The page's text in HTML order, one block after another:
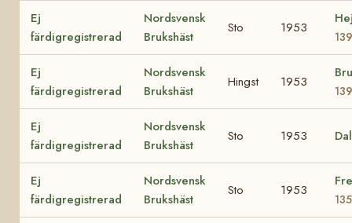
Ej
färdigregistrerad
Nordsvensk
Brukshäst
Sto 1953
Ej
färdigregistrerad
Nordsvensk
Brukshäst
Hingst 1953
Ej
färdigregistrerad
Nordsvensk
Brukshäst
Sto 1953
Ej
färdigregistrerad
Nordsvensk
Brukshäst
Sto 1953